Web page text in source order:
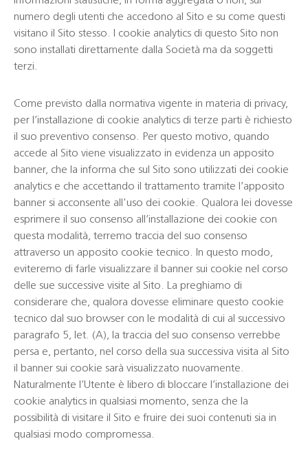
numero degli utenti che accedono al Sito e su come questi
visitano il Sito stesso. I cookie analytics di questo Sito non
sono installati direttamente dalla Società ma da soggetti
terzi.
Come previsto dalla normativa vigente in materia di privacy,
per l’installazione di cookie analytics di terze parti è richiesto
il suo preventivo consenso. Per questo motivo, quando
accede al Sito viene visualizzato in evidenza un apposito
banner, che la informa che sul Sito sono utilizzati dei cookie
analytics e che accettando il trattamento tramite l’apposito
banner si acconsente all'uso dei cookie. Qualora lei dovesse
esprimere il suo consenso all’installazione dei cookie con
questa modalità, terremo traccia del suo consenso
attraverso un apposito cookie tecnico. In questo modo,
eviteremo di farle visualizzare il banner sui cookie nel corso
delle sue successive visite al Sito. La preghiamo di
considerare che, qualora dovesse eliminare questo cookie
tecnico dal suo browser con le modalità di cui al successivo
paragrafo 5, let. (A), la traccia del suo consenso verrebbe
persa e, pertanto, nel corso della sua successiva visita al Sito
il banner sui cookie sarà visualizzato nuovamente.
Naturalmente l’Utente è libero di bloccare l’installazione dei
cookie analytics in qualsiasi momento, senza che la
possibilità di visitare il Sito e fruire dei suoi contenuti sia in
qualsiasi modo compromessa.